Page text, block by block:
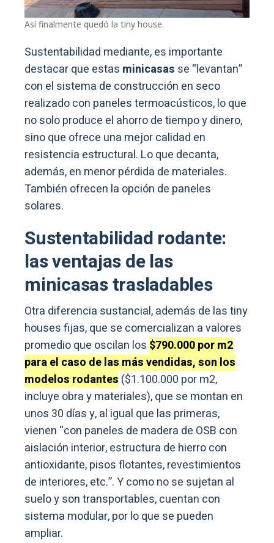
Así finalmente quedó la tiny house.
Sustentabilidad mediante, es importante
destacar que estas minicasas se “levantan”
con el sistema de construcción en seco
realizado con paneles termoacústicos, lo que
no solo produce el ahorro de tiempo y dinero,
sino que ofrece una mejor calidad en
resistencia estructural. Lo que decanta,
además, en menor pérdida de materiales.
También ofrecen la opción de paneles
solares.
Sustentabilidad rodante:
las ventajas de las
minicasas trasladables
Otra diferencia sustancial, además de las tiny
houses fijas, que se comercializan a valores
promedio que oscilan los $790.000 por m2
para el caso de las más vendidas, son los
modelos rodantes ($1.100.000 por m2,
incluye obra y materiales), que se montan en
unos 30 días y, al igual que las primeras,
vienen “con paneles de madera de OSB con
aislación interior, estructura de hierro con
antioxidante, pisos flotantes, revestimientos
de interiores, etc.”. Y como no se sujetan al
suelo y son transportables, cuentan con
sistema modular, por lo que se pueden
ampliar.